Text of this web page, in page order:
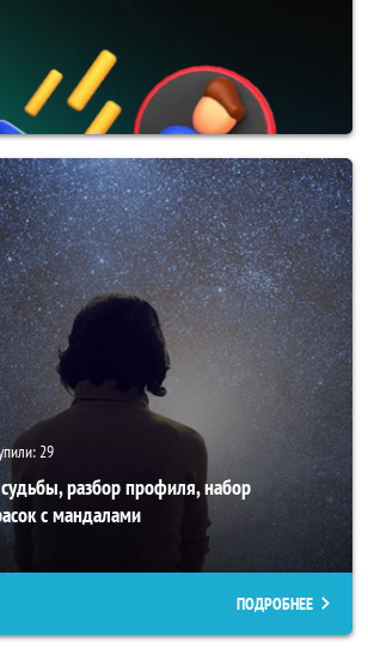
29
разбор профиля, набор
с мандалами
ПОДРОБНЕЕ